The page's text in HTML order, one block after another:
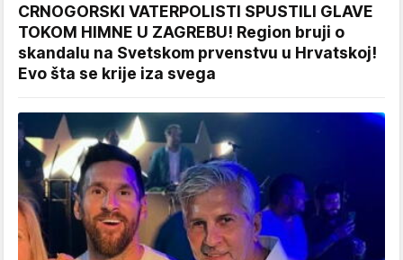
CRNOGORSKI VATERPOLISTI SPUSTILI GLAVE
TOKOM HIMNE U ZAGREBU! Region bruji o
skandalu na Svetskom prvenstvu u Hrvatskoj!
Evo šta se krije iza svega